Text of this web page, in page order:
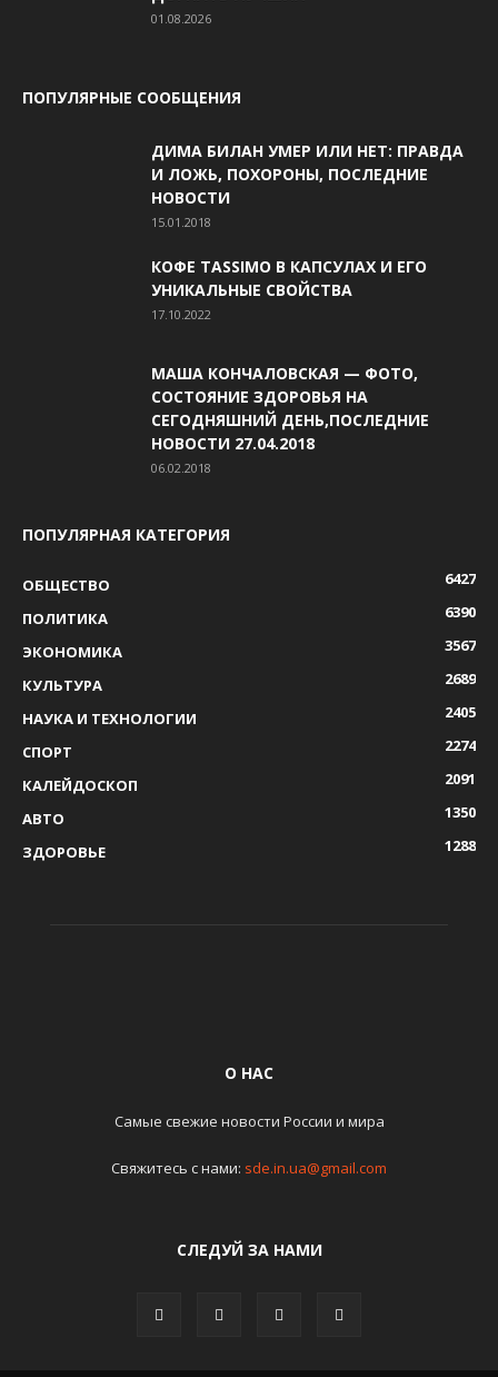
01.08.2026
ПОПУЛЯРНЫЕ СООБЩЕНИЯ
ДИМА БИЛАН УМЕР ИЛИ НЕТ: ПРАВДА
И ЛОЖЬ, ПОХОРОНЫ, ПОСЛЕДНИЕ
НОВОСТИ
15.01.2018
КОФЕ TASSIMO В КАПСУЛАХ И ЕГО
УНИКАЛЬНЫЕ СВОЙСТВА
17.10.2022
МАША КОНЧАЛОВСКАЯ — ФОТО,
СОСТОЯНИЕ ЗДОРОВЬЯ НА
СЕГОДНЯШНИЙ ДЕНЬ,ПОСЛЕДНИЕ
НОВОСТИ 27.04.2018
06.02.2018
ПОПУЛЯРНАЯ КАТЕГОРИЯ
ОБЩЕСТВО
6427
ПОЛИТИКА
6390
ЭКОНОМИКА
3567
КУЛЬТУРА
2689
НАУКА И ТЕХНОЛОГИИ
2405
СПОРТ
2274
КАЛЕЙДОСКОП
2091
АВТО
1350
ЗДОРОВЬЕ
1288
О НАС
Самые свежие новости России и мира
Свяжитесь с нами: sde.in.ua@gmail.com
СЛЕДУЙ ЗА НАМИ